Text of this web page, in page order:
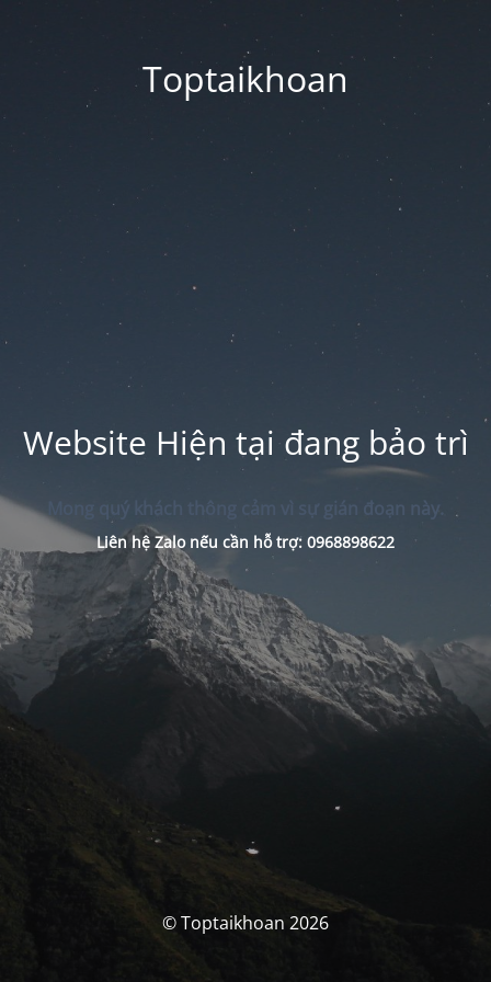
Toptaikhoan
Website Hiện tại đang bảo trì
Mong quý khách thông cảm vì sự gián đoạn này.
Liên hệ Zalo nếu cần hỗ trợ: 0968898622
© Toptaikhoan 2026